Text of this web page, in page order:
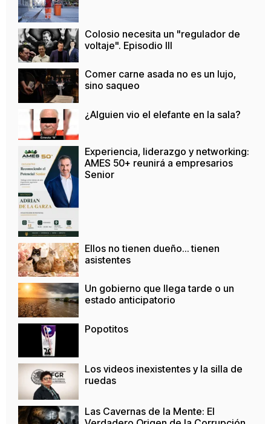
Colosio necesita un "regulador de
voltaje". Episodio III
Comer carne asada no es un lujo,
sino saqueo
¿Alguien vio el elefante en la sala?
Experiencia, liderazgo y networking:
AMES 50+ reunirá a empresarios
Senior
Ellos no tienen dueño… tienen
asistentes
Un gobierno que llega tarde o un
estado anticipatorio
Popotitos
Los videos inexistentes y la silla de
ruedas
Las Cavernas de la Mente: El